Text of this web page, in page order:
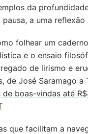
da
a uma
folhear um
e o ensaio
de lirismo e
de José Saramago
de boas-vindas até
que facilitam a